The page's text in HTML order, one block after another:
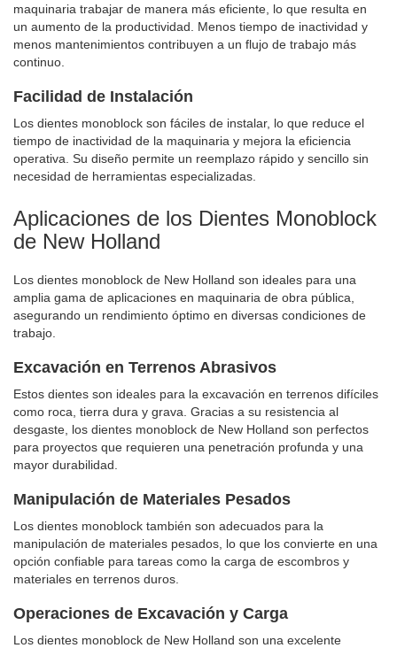
maquinaria trabajar de manera más eficiente, lo que resulta en
un aumento de la productividad. Menos tiempo de inactividad y
menos mantenimientos contribuyen a un flujo de trabajo más
continuo.
Facilidad de Instalación
Los dientes monoblock son fáciles de instalar, lo que reduce el
tiempo de inactividad de la maquinaria y mejora la eficiencia
operativa. Su diseño permite un reemplazo rápido y sencillo sin
necesidad de herramientas especializadas.
Aplicaciones de los Dientes Monoblock
de New Holland
Los dientes monoblock de New Holland son ideales para una
amplia gama de aplicaciones en maquinaria de obra pública,
asegurando un rendimiento óptimo en diversas condiciones de
trabajo.
Excavación en Terrenos Abrasivos
Estos dientes son ideales para la excavación en terrenos difíciles
como roca, tierra dura y grava. Gracias a su resistencia al
desgaste, los dientes monoblock de New Holland son perfectos
para proyectos que requieren una penetración profunda y una
mayor durabilidad.
Manipulación de Materiales Pesados
Los dientes monoblock también son adecuados para la
manipulación de materiales pesados, lo que los convierte en una
opción confiable para tareas como la carga de escombros y
materiales en terrenos duros.
Operaciones de Excavación y Carga
Los dientes monoblock de New Holland son una excelente